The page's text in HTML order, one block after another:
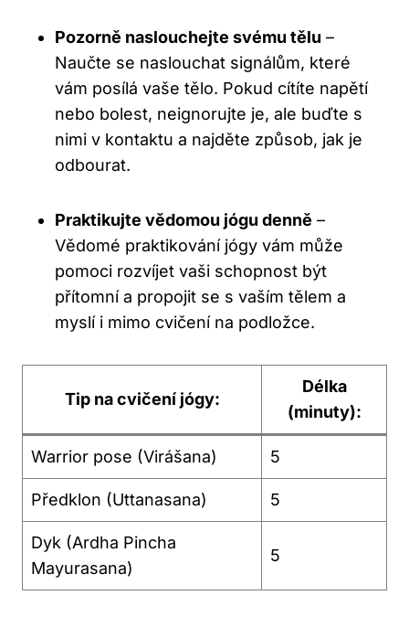
Pozorně naslouchejte svému tělu –
Naučte se naslouchat signálům, které
vám posílá vaše tělo. Pokud cítíte napětí
nebo bolest, neignorujte je, ale buďte s
nimi v kontaktu a najděte způsob, jak je
odbourat.
Praktikujte vědomou jógu denně –
Vědomé praktikování jógy vám může
pomoci rozvíjet vaši schopnost být
přítomní a propojit se s vaším tělem a
myslí i mimo cvičení na podložce.
Tip na cvičení jógy:
Délka
(minuty):
Warrior pose (Virášana) 5
Předklon (Uttanasana) 5
Dyk (Ardha Pincha
Mayurasana)
5